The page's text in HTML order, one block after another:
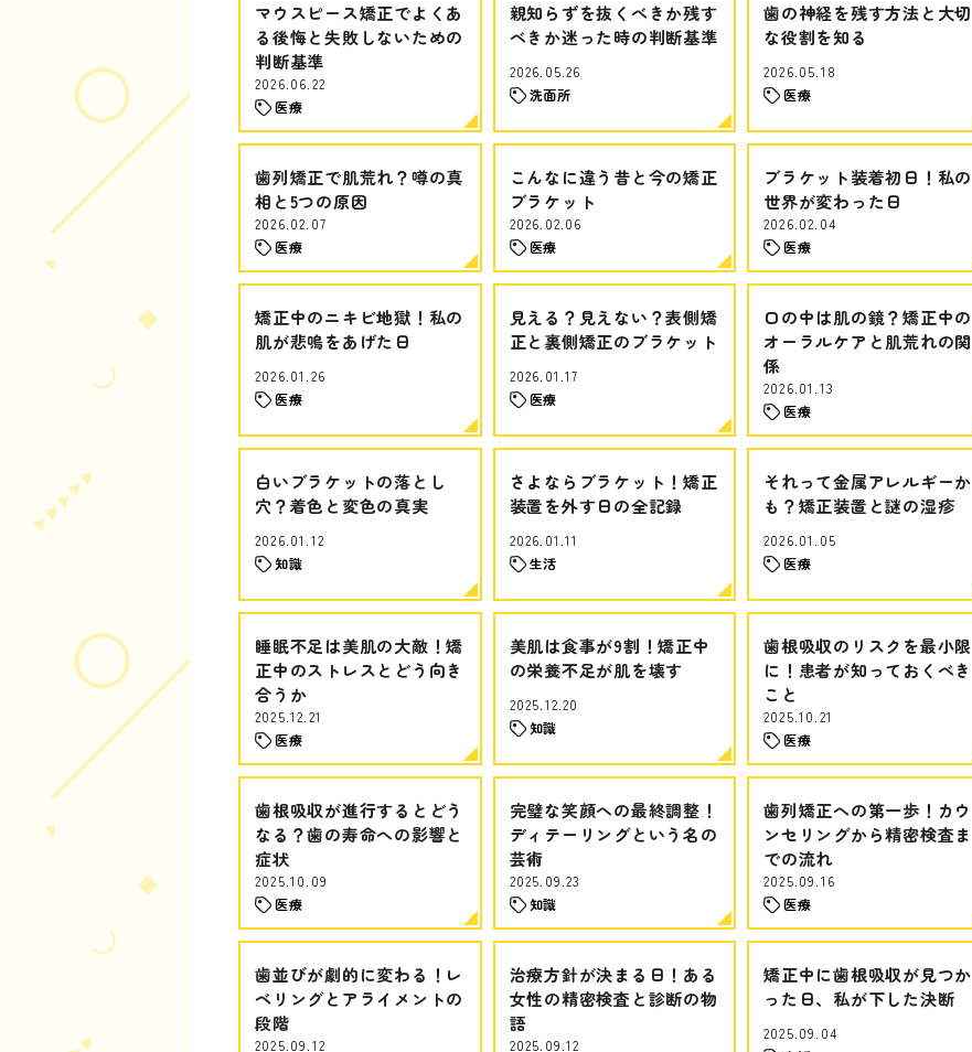
マウスピース矯正でよくあ
る後悔と失敗しないための
判断基準
2026.06.22
医療
親知らずを抜くべきか残す
べきか迷った時の判断基準
2026.05.26
洗面所
歯の神経を残す方法と大切
な役割を知る
2026.05.18
医療
歯列矯正で肌荒れ？噂の真
相と5つの原因
2026.02.07
医療
こんなに違う昔と今の矯正
ブラケット
2026.02.06
医療
ブラケット装着初日！私の
世界が変わった日
2026.02.04
医療
矯正中のニキビ地獄！私の
肌が悲鳴をあげた日
2026.01.26
医療
見える？見えない？表側矯
正と裏側矯正のブラケット
2026.01.17
医療
口の中は肌の鏡？矯正中の
オーラルケアと肌荒れの関
係
2026.01.13
医療
白いブラケットの落とし
穴？着色と変色の真実
2026.01.12
知識
さよならブラケット！矯正
装置を外す日の全記録
2026.01.11
生活
それって金属アレルギーか
も？矯正装置と謎の湿疹
2026.01.05
医療
睡眠不足は美肌の大敵！矯
正中のストレスとどう向き
合うか
2025.12.21
医療
美肌は食事が9割！矯正中
の栄養不足が肌を壊す
2025.12.20
知識
歯根吸収のリスクを最小限
に！患者が知っておくべき
こと
2025.10.21
医療
歯根吸収が進行するとどう
なる？歯の寿命への影響と
症状
2025.10.09
医療
完璧な笑顔への最終調整！
ディテーリングという名の
芸術
2025.09.23
知識
歯列矯正への第一歩！カウ
ンセリングから精密検査ま
での流れ
2025.09.16
医療
歯並びが劇的に変わる！レ
ベリングとアライメントの
段階
2025.09.12
治療方針が決まる日！ある
女性の精密検査と診断の物
語
2025.09.12
矯正中に歯根吸収が見つか
った日、私が下した決断
2025.09.04